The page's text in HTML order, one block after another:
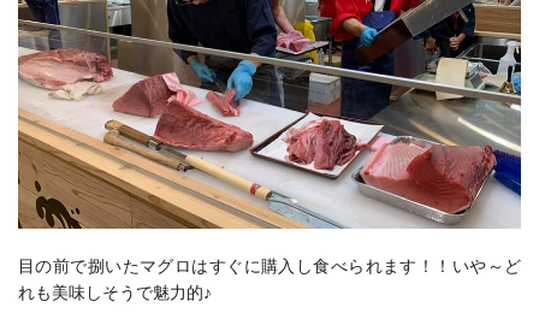
目の前で捌いたマグロはすぐに購入し食べられます！！いや～ど
れも美味しそうで魅力的♪